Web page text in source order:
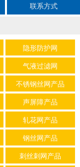
联系方式
隐形防护网
气液过滤网
不锈钢丝网产品
声屏障产品
轧花网产品
钢丝网产品
刺丝刺网产品